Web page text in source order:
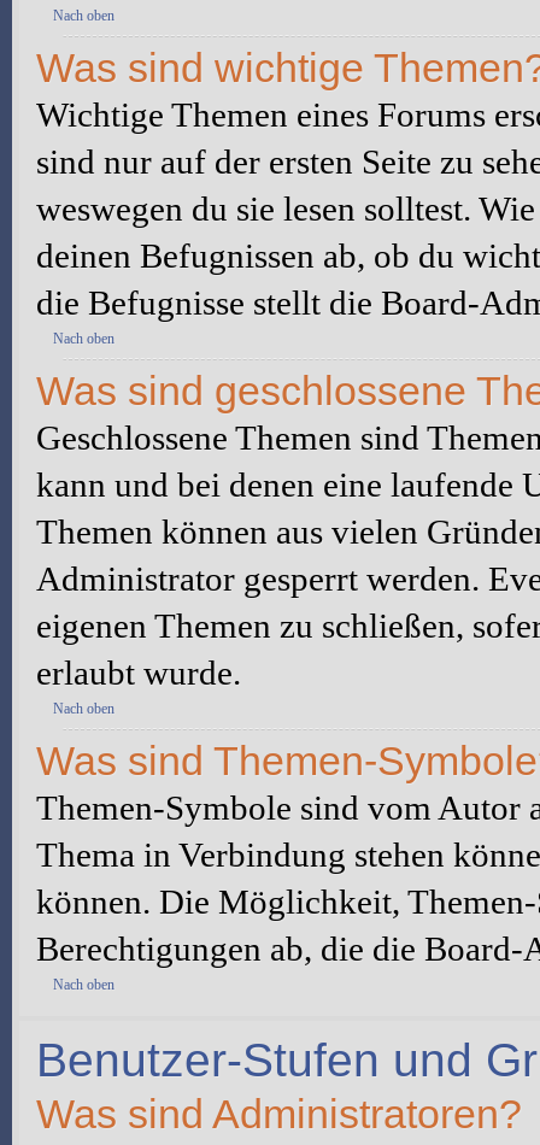
Nach oben
Was sind wichtige
Wichtige Themen eines Forums
sind nur auf der ersten Seite zu
weswegen du sie lesen solltest.
deinen Befugnissen ab, ob du
die Befugnisse stellt die Board-
Nach oben
Was sind geschlossene
Geschlossene Themen sind
kann und bei denen eine laufende
Themen können aus vielen
Administrator gesperrt werden.
eigenen Themen zu schließen,
erlaubt wurde.
Nach oben
Was sind Themen-
Themen-Symbole sind vom Autor
Thema in Verbindung stehen
können. Die Möglichkeit,
Berechtigungen ab, die die
Nach oben
Benutzer-Stufen und
Was sind Administratoren?